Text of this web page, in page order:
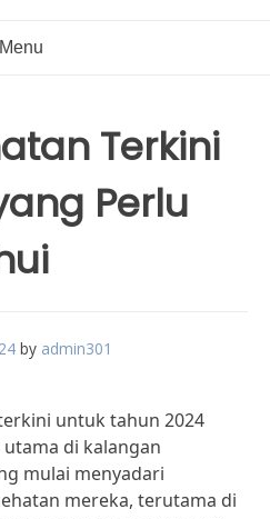
Menu
Terkini
Perlu
by admin301
untuk tahun 2024
di kalangan
mulai menyadari
mereka, terutama di